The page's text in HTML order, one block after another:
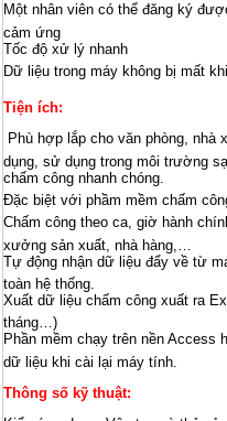
Một nhân viên có thể đăng ký
cảm ứng
Tốc độ xử lý nhanh
Dữ liệu trong máy không bị mất
Tiện ích:
Phù hợp lắp cho văn phòng,
dụng, sử dụng trong môi trường
chấm công nhanh chóng.
Đặc biệt với phầm mềm chấm
Chấm công theo ca, giờ hành
xưởng sản xuất, nhà hàng,…
Tự động nhận dữ liệu đẩy về từ
toàn hệ thống.
Xuất dữ liệu chấm công xuất ra
tháng…)
Phần mềm chạy trên nền Access
dữ liệu khi cài lại máy tính.
Thông số kỹ thuật: